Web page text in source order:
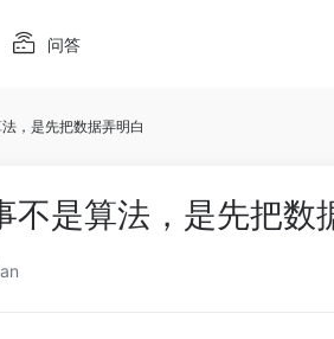
问答
，是先把数据弄明白
不是算法，是先把数